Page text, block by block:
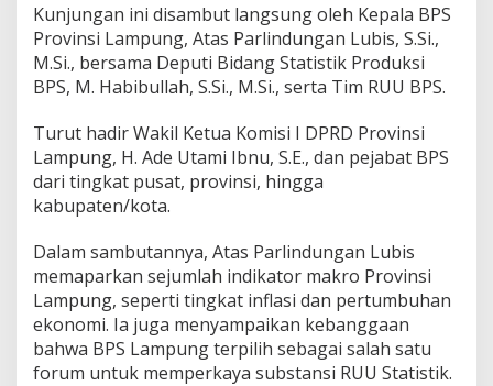
P
S
P
r
v
i
n
s
m
p
u
n
g
Kunjungan ini disambut langsung oleh Kepala BPS
Provinsi Lampung, Atas Parlindungan Lubis, S.Si.,
M.Si., bersama Deputi Bidang Statistik Produksi
BPS, M. Habibullah, S.Si., M.Si., serta Tim RUU BPS.
Turut hadir Wakil Ketua Komisi I DPRD Provinsi
Lampung, H. Ade Utami Ibnu, S.E., dan pejabat BPS
dari tingkat pusat, provinsi, hingga
kabupaten/kota.
Dalam sambutannya, Atas Parlindungan Lubis
memaparkan sejumlah indikator makro Provinsi
Lampung, seperti tingkat inflasi dan pertumbuhan
ekonomi. Ia juga menyampaikan kebanggaan
bahwa BPS Lampung terpilih sebagai salah satu
forum untuk memperkaya substansi RUU Statistik.